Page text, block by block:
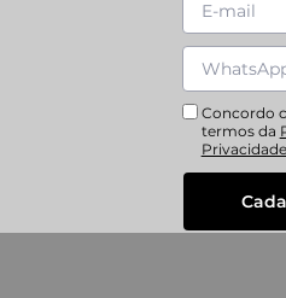
Concordo
termos da
Privacidade